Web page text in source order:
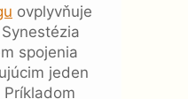
ovplyvňuje
spojenia
jeden